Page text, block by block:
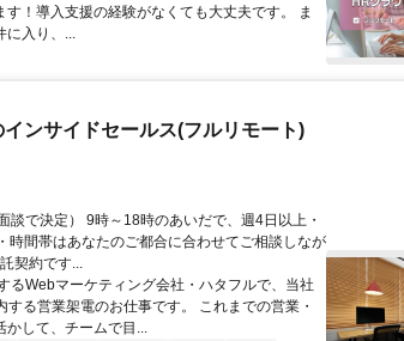
！導入支援の経験がなくても大丈夫です。 ま
に入り、...
ンサイドセールス(フルリモート)
談で決定） 9時～18時のあいだで、週4日以上・
時間帯はあなたのご都合に合わせてご相談しなが
契約です...
るWebマーケティング会社・ハタフルで、当社
る営業架電のお仕事です。 これまでの営業・
かして、チームで目...